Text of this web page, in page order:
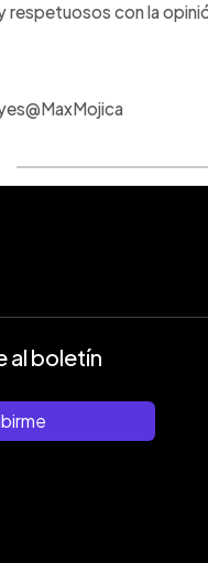
con la
al boletín